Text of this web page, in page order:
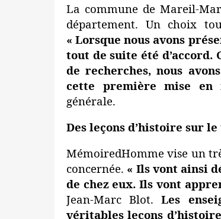
La commune de Mareil-
département. Un choix
« Lorsque nous avons
tout de suite été
de recherches, nous
cette première mise en
générale.
Des leçons d’histoire sur
MémoiredHomme vise un
concernée. « Ils vont ainsi
de chez eux. Ils vont
Jean-Marc Blot. Les
véritables leçons